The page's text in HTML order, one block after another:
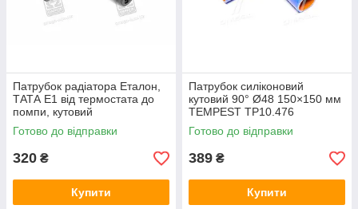
Патрубок радіатора Еталон,
ТАТА Е1 від термостата до
помпи, кутовий
DK252513135813
Готово до відправки
320 ₴
Купити
Патрубок силіконовий
кутовий 90° Ø48 150×150 мм
TEMPEST TP10.476
Готово до відправки
389 ₴
Купити